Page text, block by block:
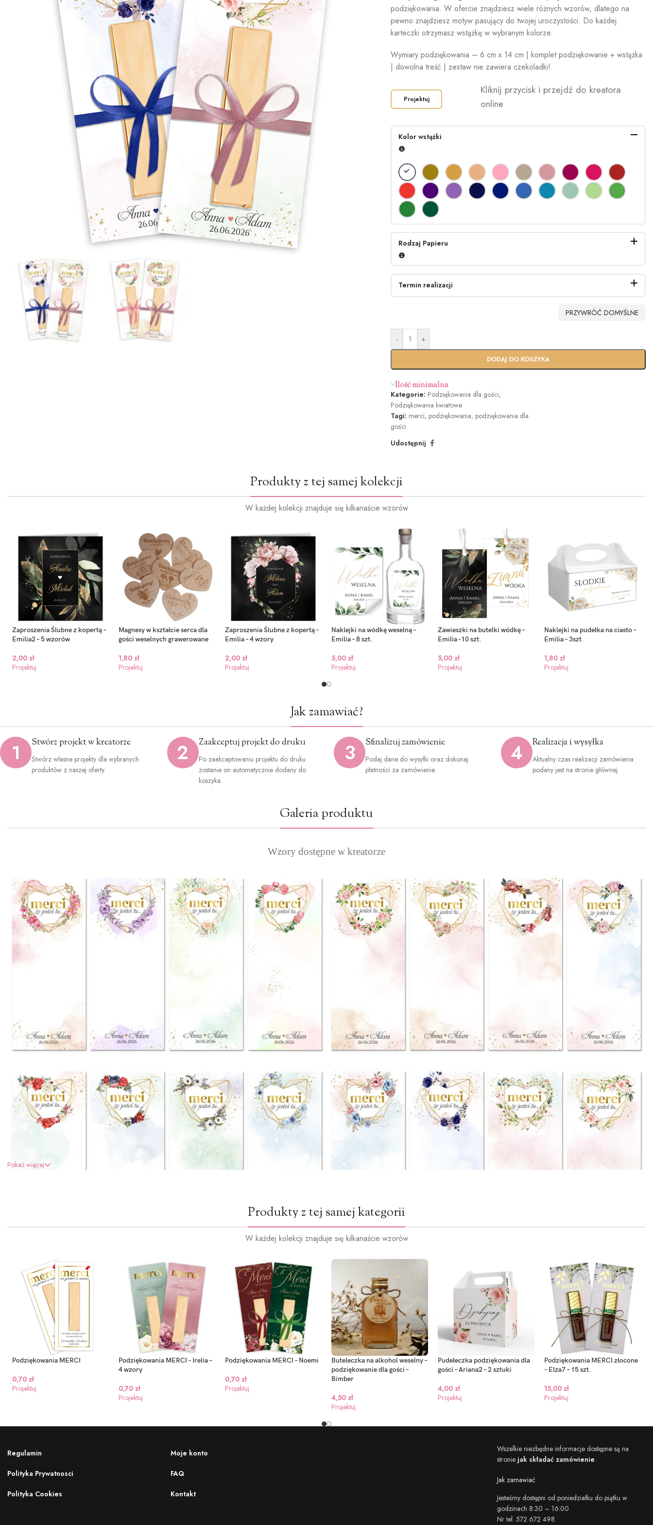
podziękowania. W ofercie znajdziesz wiele różnych wzorów, dlatego na
pewno znajdziesz motyw pasujący do twojej uroczystości. Do każdej
karteczki otrzymasz wstążkę w wybranym kolorze.
Wymiary podziękowania – 6 cm x 14 cm | komplet podziękowanie + wstążka
| dowolna treść | zestaw nie zawiera czekoladki!
Projektuj
Kliknij przycisk i przejdź do kreatora
online
Kolor wstążki
Rodzaj Papieru
Termin realizacji
termin
Usługa Ekspres
(+100zł)
PRZYWRÓĆ DOMYŚLNE
- +
DODAJ DO KOSZYKA
Ilość minimalna
Kategorie: Podziękowania dla gości,
Podziękowania kwiatowe
Tagi: merci, podziękowania, podziękowania dla
gości
Udostępnij
Produkty z tej samej kolekcji
W każdej kolekcji znajduje się kilkanaście wzorów
Zaproszenia Ślubne z kopertą –
Emilia2 – 5 wzorów
2,00 zł
Projektuj
Magnesy w kształcie serca dla
gości weselnych grawerowane
1,80 zł
Projektuj
Zaproszenia Ślubne z kopertą –
Emilia – 4 wzory
2,00 zł
Projektuj
Naklejki na wódkę weselną –
Emilia – 8 szt.
5,00 zł
Projektuj
Zawieszki na butelki wódkę –
Emilia -10 szt.
5,00 zł
Projektuj
Naklejki na pudełka na ciasto –
Emilia – 3szt
1,80 zł
Projektuj
Jak zamawiać?
1 Stwórz projekt w kreatorze
Stwórz własne projekty dla wybranych
produktów z naszej oferty.
2 Zaakceptuj projekt do druku
Po zaakceptowaniu projektu do druku
zostanie on automatycznie dodany do
koszyka.
3 Sfinalizuj zamówienie
Podaj dane do wysyłki oraz dokonaj
płatności za zamówienie.
4 Realizacja i wysyłka
Aktualny czas realizacji zamówienia
podany jest na stronie głównej.
Galeria produktu
Wzory dostępne w kreatorze
Dostępne kolory wstążki
Pokaż więcej
Produkty z tej samej kategorii
W każdej kolekcji znajduje się kilkanaście wzorów
Podziękowania MERCI
0,70 zł
Projektuj
Podziękowania MERCI – Irelia –
4 wzory
0,70 zł
Projektuj
Podziękowania MERCI – Noemi
0,70 zł
Projektuj
Buteleczka na alkohol weselny –
podziękowanie dla gości –
Bimber
4,50 zł
Projektuj
Pudełeczka podziękowania dla
gości – Ariana2 – 2 sztuki
4,00 zł
Projektuj
Podziękowania MERCI złocone
– Elza7 – 15 szt.
15,00 zł
Projektuj
Regulamin
Polityka Prywatnosci
Polityka Cookies
Moje konto
FAQ
Kontakt
Wszelkie niezbędne informacje dostępne są na
stronie jak składać zamówienie.
Jak zamawiać
Jesteśmy dostępni od poniedziałku do piątku w
godzinach 8:30 – 16:00
Nr tel. 572 672 498